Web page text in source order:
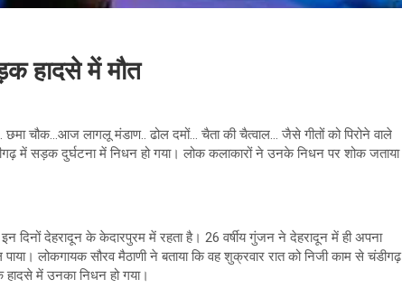
हादसे में मौत
छमा चौक…आज लागलू मंडाण.. ढोल दमों… चैता की चैत्वाल… जैसे गीतों को पिरोने वाले
में सड़क दुर्घटना में निधन हो गया। लोक कलाकारों ने उनके निधन पर शोक जताया
दिनों देहरादून के केदारपुरम में रहता है। 26 वर्षीय गुंजन ने देहरादून में ही अपना
लोकगायक सौरव मैठाणी ने बताया कि वह शुक्रवार रात को निजी काम से चंडीगढ़
में उनका निधन हो गया।